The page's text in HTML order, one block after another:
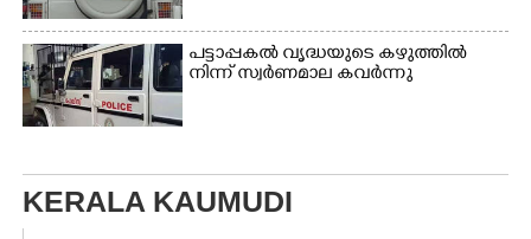
പട്ടാപ്പകൽ വൃദ്ധയുടെ കഴുത്തിൽ
നിന്ന് സ്വർണമാല കവർന്നു
KERALA KAUMUDI